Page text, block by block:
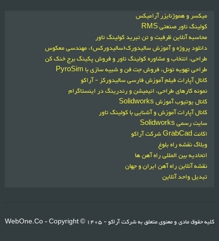
میکسر و هموژنایزر آرامیکس
کولینگ تاور صنعتی RMS
محاسبه آنلاین ظرفیت و تن تبرید کولینگ تاور
دانلود پروژه و آموزش سالیدورک(سالیدورکس)، مهندسی معکوس
طراحی، انتخاب و مشاوره کولینگ تاور و فروش پکینگ برج خنک کن
طراحی تهویه تونل، فروش جت فن و شبیه سازی با PyroSim
کانال آپارات فیلم آموزش فارسی سالیدورکز - آراکو
نمونه کارهای طراحی، انیمیشن و رندرینگ در اینستاگرام
کانال یوتیوب آموزش Solidworks
کانال آپارات آموزش و آشنایی با کولینگ تاور
سایت رسمی Solidworks
اکانت GrabCad شرکت آراکو
وبلاگ نقشه راه بلوغ
اتحادیه بین المللی راه آهن ها
نقشه آنلاین راه آهن ایران و جهان
تبدیل واحد آنلاین
WebOne.Co- Copyright © 1405 -کلیه حقوق مادی و معنوی متعلق به شرکت آراکو